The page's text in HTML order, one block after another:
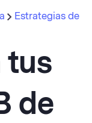
Estrategias de
tus
de